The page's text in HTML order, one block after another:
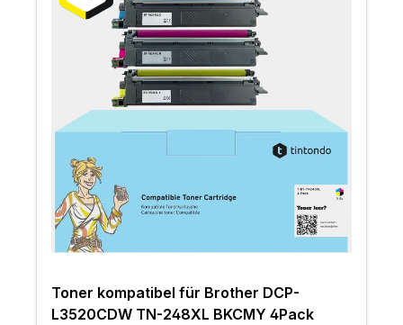
Toner kompatibel für Brother DCP-
L3520CDW TN-248XL BKCMY 4Pack